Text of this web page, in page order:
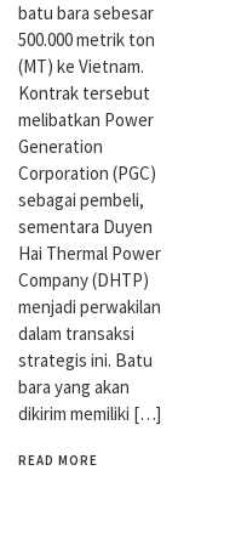
batu bara sebesar
500.000 metrik ton
(MT) ke Vietnam.
Kontrak tersebut
melibatkan Power
Generation
Corporation (PGC)
sebagai pembeli,
sementara Duyen
Hai Thermal Power
Company (DHTP)
menjadi perwakilan
dalam transaksi
strategis ini. Batu
bara yang akan
dikirim memiliki […]
READ MORE